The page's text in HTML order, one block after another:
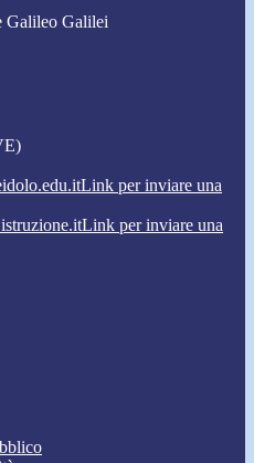
Galileo Galilei
Link per inviare una
Link per inviare una